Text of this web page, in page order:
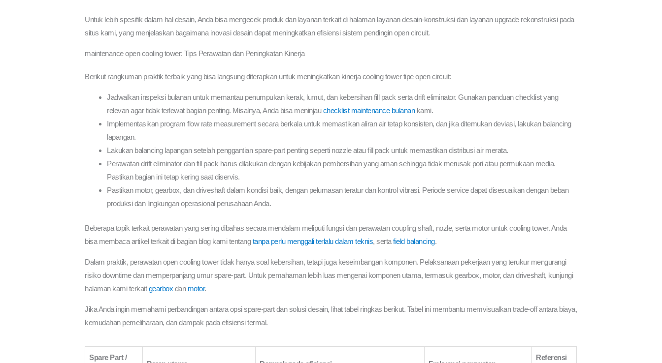
Untuk lebih spesifik dalam hal desain, Anda bisa mengecek produk dan layanan terkait di halaman layanan desain-konstruksi dan layanan upgrade rekonstruksi pada
situs kami, yang menjelaskan bagaimana inovasi desain dapat meningkatkan efisiensi sistem pendingin open circuit.
maintenance open cooling tower: Tips Perawatan dan Peningkatan Kinerja
Berikut rangkuman praktik terbaik yang bisa langsung diterapkan untuk meningkatkan kinerja cooling tower tipe open circuit:
Jadwalkan inspeksi bulanan untuk memantau penumpukan kerak, lumut, dan kebersihan fill pack serta drift eliminator. Gunakan panduan checklist yang
relevan agar tidak terlewat bagian penting. Misalnya, Anda bisa meninjauchecklist maintenance bulanankami.
Implementasikan program flow rate measurement secara berkala untuk memastikan aliran air tetap konsisten, dan jika ditemukan deviasi, lakukan balancing
lapangan.
Lakukan balancing lapangan setelah penggantian spare-part penting seperti nozzle atau fill pack untuk memastikan distribusi air merata.
Perawatan drift eliminator dan fill pack harus dilakukan dengan kebijakan pembersihan yang aman sehingga tidak merusak pori atau permukaan media.
Pastikan bagian ini tetap kering saat diservis.
Pastikan motor, gearbox, dan driveshaft dalam kondisi baik, dengan pelumasan teratur dan kontrol vibrasi. Periode service dapat disesuaikan dengan beban
produksi dan lingkungan operasional perusahaan Anda.
Beberapa topik terkait perawatan yang sering dibahas secara mendalam meliputi fungsi dan perawatan coupling shaft, nozle, serta motor untuk cooling tower. Anda
bisa membaca artikel terkait di bagian blog kami tentangtanpa perlu menggali terlalu dalam teknis, sertafield balancing.
Dalam praktik, perawatan open cooling tower tidak hanya soal kebersihan, tetapi juga keseimbangan komponen. Pelaksanaan pekerjaan yang terukur mengurangi
risiko downtime dan memperpanjang umur spare-part. Untuk pemahaman lebih luas mengenai komponen utama, termasuk gearbox, motor, dan driveshaft, kunjungi
halaman kami terkaitgearbox dan motor.
Jika Anda ingin memahami perbandingan antara opsi spare-part dan solusi desain, lihat tabel ringkas berikut. Tabel ini membantu memvisualkan trade-off antara biaya,
kemudahan pemeliharaan, dan dampak pada efisiensi termal.
Spare Part / Referensi